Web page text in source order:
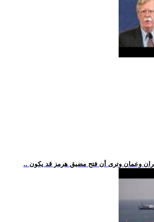
وعمان وترى أن فتح مضيق هرمز قد يكون